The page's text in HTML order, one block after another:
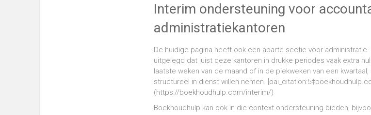
Interim ondersteuning voor
administratiekantoren
De huidige pagina heeft ook een aparte sectie voor
uitgelegd dat juist deze kantoren in drukke periodes vaak extra
laatste weken van de maand of in de piekweken van een
structureel in dienst willen nemen.
(https://boekhoudhulp.com/interim/)
Boekhoudhulp kan ook in die context ondersteuning bieden,